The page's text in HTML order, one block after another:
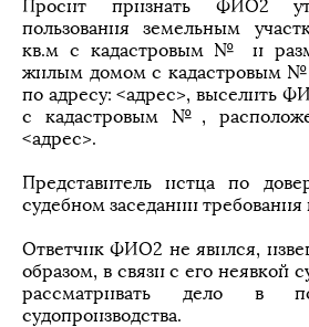
Просит признать ФИО2
пользования земельным
кв.м с кадастровым № и
жилым домом с кадастровым
по адресу: <адрес>, выселить
с кадастровым №,
<адрес>.
Представитель истца по
судебном заседании
Ответчик ФИО2 не явился,
образом, в связи с его неявкой
рассматривать дело в
судопроизводства.